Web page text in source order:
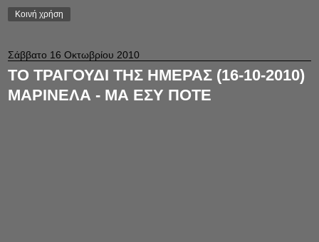
Κοινή χρήση
Σάββατο 16 Οκτωβρίου 2010
ΤΟ ΤΡΑΓΟΥΔΙ ΤΗΣ ΗΜΕΡΑΣ (16-10-2010)
ΜΑΡΙΝΕΛΑ - ΜΑ ΕΣΥ ΠΟΤΕ